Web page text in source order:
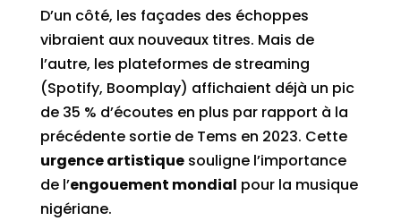
D’un côté, les façades des échoppes
vibraient aux nouveaux titres. Mais de
l’autre, les plateformes de streaming
(Spotify, Boomplay) affichaient déjà un pic
de 35 % d’écoutes en plus par rapport à la
précédente sortie de Tems en 2023. Cette
urgence artistiquesouligne l’importance
de l’engouement mondial pour la musique
nigériane.